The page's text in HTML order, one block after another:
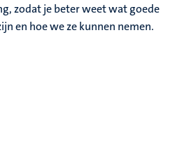
zodat je beter weet wat goede
en hoe we ze kunnen nemen.